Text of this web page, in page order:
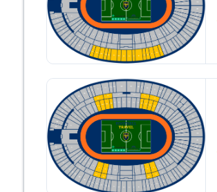
Sikker booking og personlig
Din sikkerhed og oplevelse er
din fodboldpakke og står klar
ellerher, hvis du har brug for
Er du klar til at rejse til Berlin og
dag, og lad os hjælpe dig med at